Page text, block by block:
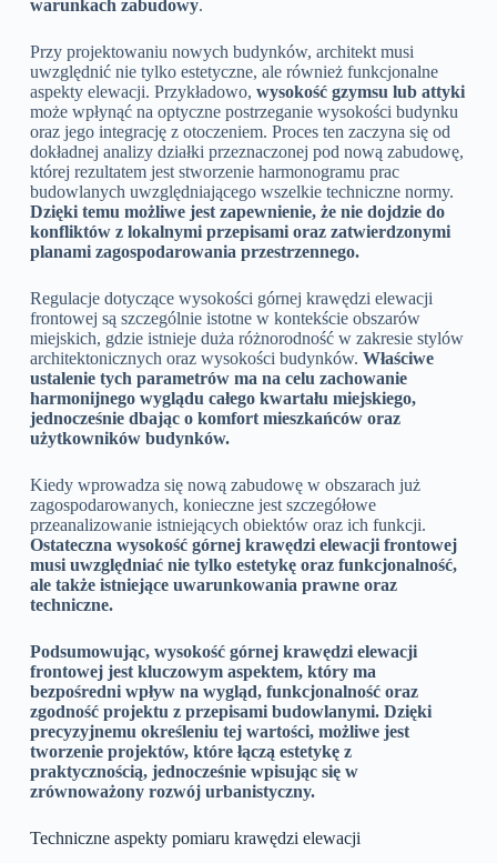
warunkach zabudowy.
Przy projektowaniu nowych budynków, architekt musi
uwzględnić nie tylko estetyczne, ale również funkcjonalne
aspekty elewacji. Przykładowo, wysokość gzymsu lub attyki
może wpłynąć na optyczne postrzeganie wysokości budynku
oraz jego integrację z otoczeniem. Proces ten zaczyna się od
dokładnej analizy działki przeznaczonej pod nową zabudowę,
której rezultatem jest stworzenie harmonogramu prac
budowlanych uwzględniającego wszelkie techniczne normy.
Dzięki temu możliwe jest zapewnienie, że nie dojdzie do
konfliktów z lokalnymi przepisami oraz zatwierdzonymi
planami zagospodarowania przestrzennego.
Regulacje dotyczące wysokości górnej krawędzi elewacji
frontowej są szczególnie istotne w kontekście obszarów
miejskich, gdzie istnieje duża różnorodność w zakresie stylów
architektonicznych oraz wysokości budynków. Właściwe
ustalenie tych parametrów ma na celu zachowanie
harmonijnego wyglądu całego kwartału miejskiego,
jednocześnie dbając o komfort mieszkańców oraz
użytkowników budynków.
Kiedy wprowadza się nową zabudowę w obszarach już
zagospodarowanych, konieczne jest szczegółowe
przeanalizowanie istniejących obiektów oraz ich funkcji.
Ostateczna wysokość górnej krawędzi elewacji frontowej
musi uwzględniać nie tylko estetykę oraz funkcjonalność,
ale także istniejące uwarunkowania prawne oraz
techniczne.
Podsumowując, wysokość górnej krawędzi elewacji
frontowej jest kluczowym aspektem, który ma
bezpośredni wpływ na wygląd, funkcjonalność oraz
zgodność projektu z przepisami budowlanymi. Dzięki
precyzyjnemu określeniu tej wartości, możliwe jest
tworzenie projektów, które łączą estetykę z
praktycznością, jednocześnie wpisując się w
zrównoważony rozwój urbanistyczny.
Techniczne aspekty pomiaru krawędzi elewacji